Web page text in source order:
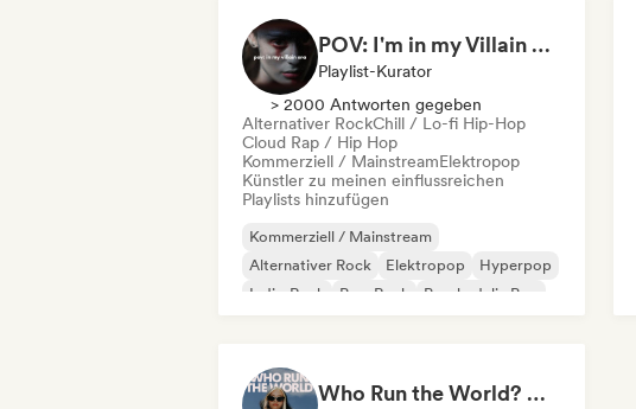
POV: I'm in my Villain Era
Playlist-Kurator
> 2000 Antworten gegeben
Alternativer RockChill / Lo-fi Hip-Hop
Cloud Rap / Hip Hop
Kommerziell / MainstreamElektropop
Künstler zu meinen einflussreichen
Playlists hinzufügen
Kommerziell / Mainstream
Alternativer Rock
Elektropop
Hyperpop
Indie-Rock
Pop-Rock
Psychedelic Pop
Who Run the World? Girls! 🔥 Female Empowerment Pop & Girl-Power Anthems